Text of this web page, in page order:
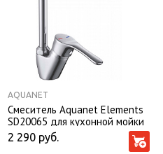
AQUANET
Смеситель Aquanet Elements
SD20065 для кухонной мойки
2 290 руб.